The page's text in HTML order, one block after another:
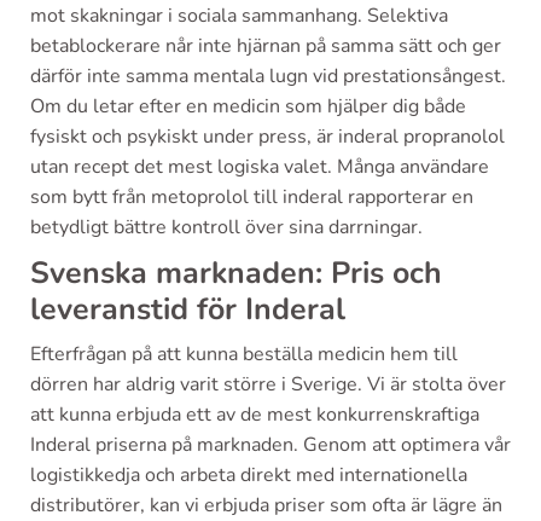
mot skakningar i sociala sammanhang. Selektiva
betablockerare når inte hjärnan på samma sätt och ger
därför inte samma mentala lugn vid prestationsångest.
Om du letar efter en medicin som hjälper dig både
fysiskt och psykiskt under press, är inderal propranolol
utan recept det mest logiska valet. Många användare
som bytt från metoprolol till inderal rapporterar en
betydligt bättre kontroll över sina darrningar.
Svenska marknaden: Pris och
leveranstid för Inderal
Efterfrågan på att kunna beställa medicin hem till
dörren har aldrig varit större i Sverige. Vi är stolta över
att kunna erbjuda ett av de mest konkurrenskraftiga
Inderal priserna på marknaden. Genom att optimera vår
logistikkedja och arbeta direkt med internationella
distributörer, kan vi erbjuda priser som ofta är lägre än